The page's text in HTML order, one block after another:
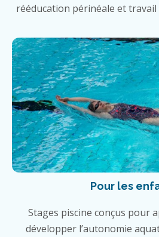
rééducation périnéale et
Pour les
Stages piscine conçus pour
développer l’autonomie